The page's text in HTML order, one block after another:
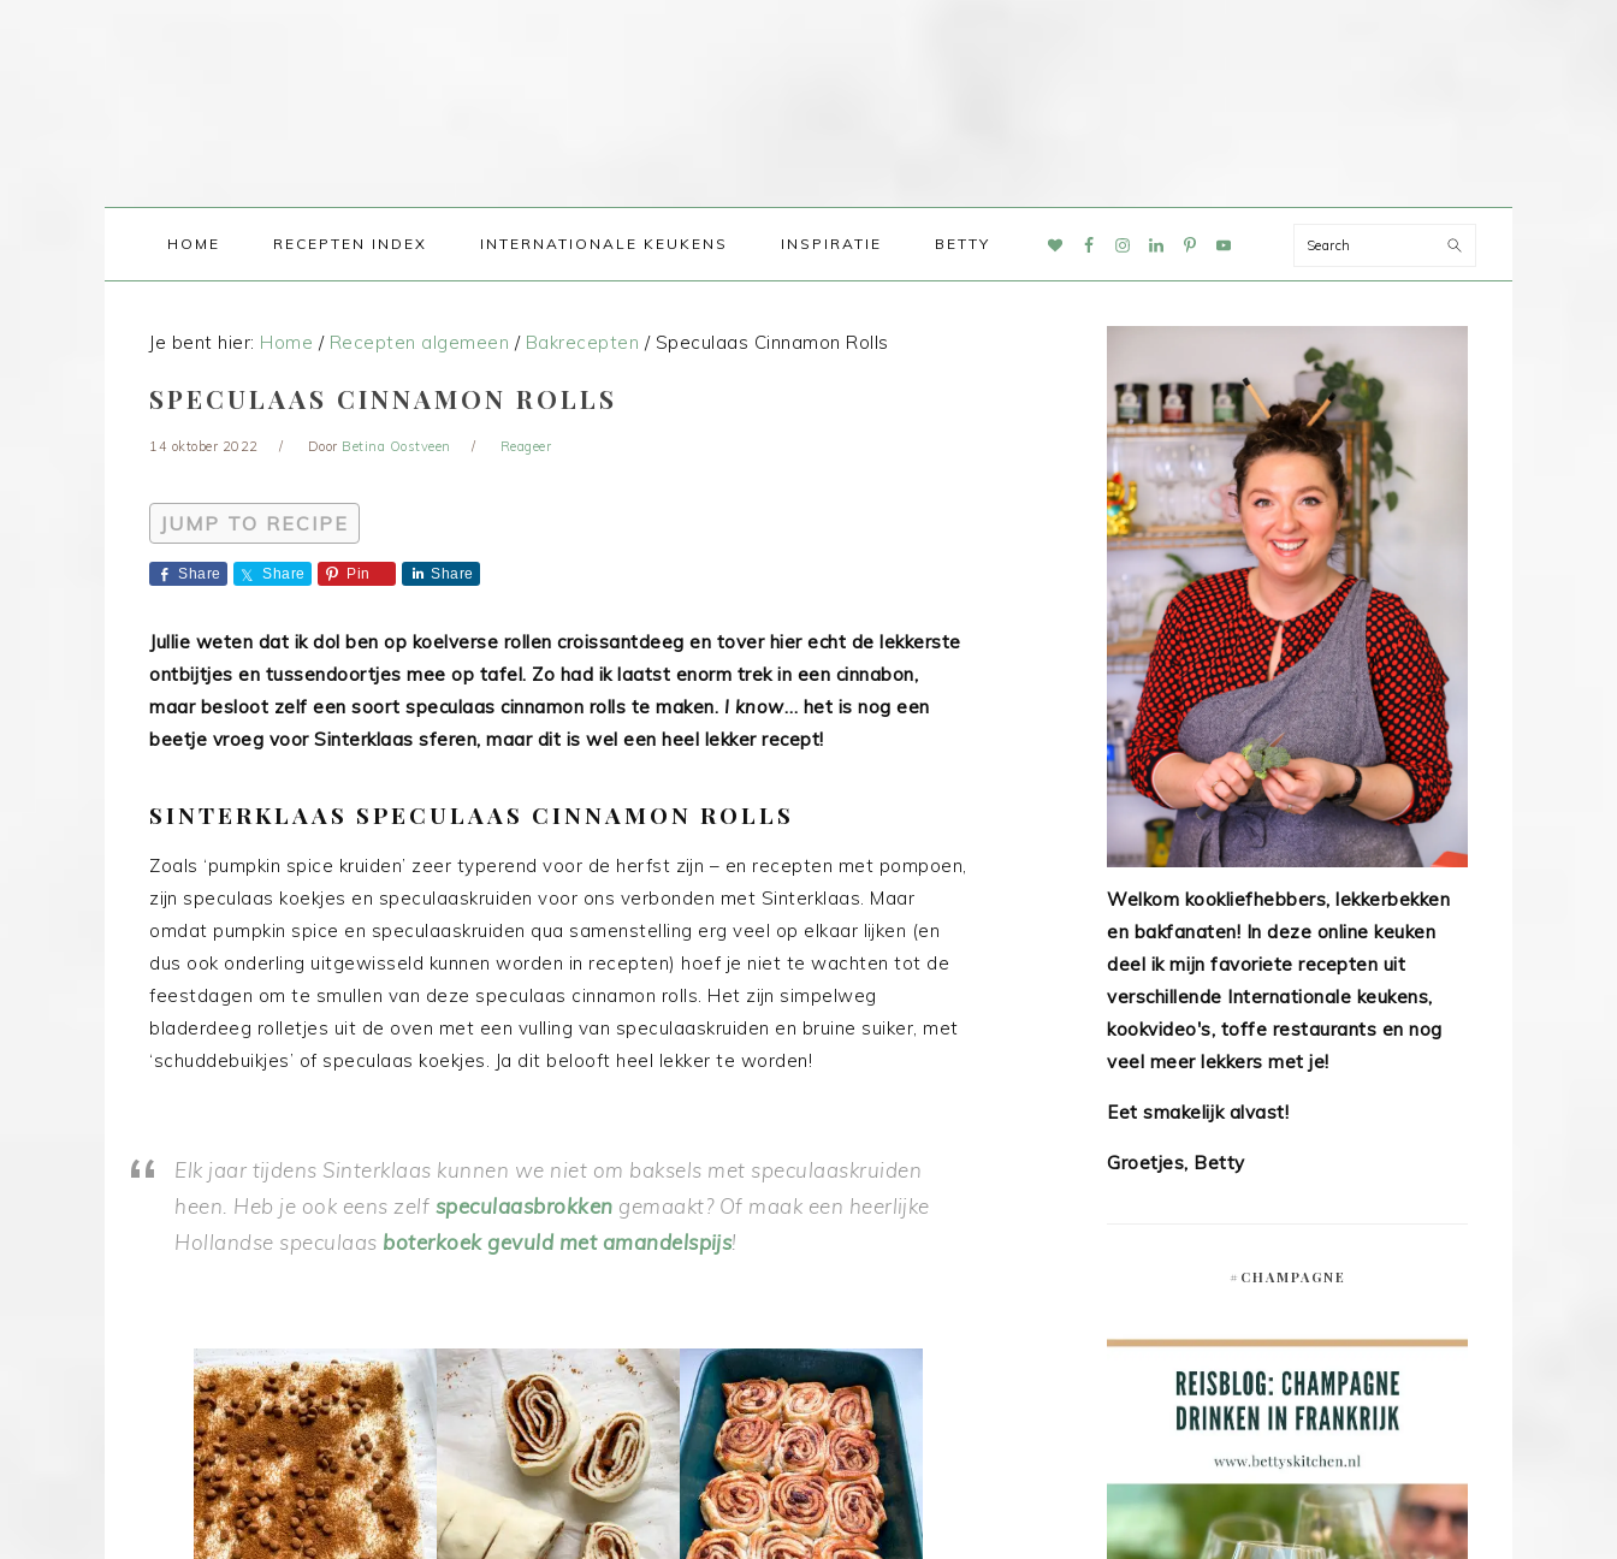
HOME RECEPTEN INDEX INTERNATIONALE KEUKENS INSPIRATIE BETTY
NAV
Search
Je bent hier: Home / Recepten algemeen / Bakrecepten /Speculaas Cinnamon Rolls
SPECULAAS CINNAMON ROLLS
14 oktober 2022 Door Betina Oostveen Reageer
JUMP TO RECIPE
Share Share Pin Share
Jullie weten dat ik dol ben op koelverse rollen croissantdeeg en tover hier echt de lekkerste
ontbijtjes en tussendoortjes mee op tafel. Zo had ik laatst enorm trek in een cinnabon,
maar besloot zelf een soort speculaas cinnamon rolls te maken. I know… het is nog een
beetje vroeg voor Sinterklaas sferen, maar dit is wel een heel lekker recept!
SINTERKLAAS SPECULAAS CINNAMON ROLLS
Zoals ‘pumpkin spice kruiden’ zeer typerend voor de herfst zijn – en recepten met pompoen,
zijn speculaas koekjes en speculaaskruiden voor ons verbonden met Sinterklaas. Maar
omdat pumpkin spice en speculaaskruiden qua samenstelling erg veel op elkaar lijken (en
dus ook onderling uitgewisseld kunnen worden in recepten) hoef je niet te wachten tot de
feestdagen om te smullen van deze speculaas cinnamon rolls. Het zijn simpelweg
bladerdeeg rolletjes uit de oven met een vulling van speculaaskruiden en bruine suiker, met
‘schuddebuikjes’ of speculaas koekjes. Ja dit belooft heel lekker te worden!
Elk jaar tijdens Sinterklaas kunnen we niet om baksels met speculaaskruiden
heen. Heb je ook eens zelf speculaasbrokken gemaakt? Of maak een heerlijke
Hollandse speculaas boterkoek gevuld met amandelspijs!
Welkom kookliefhebbers, lekkerbekken
en bakfanaten! In deze online keuken
deel ik mijn favoriete recepten uit
verschillende Internationale keukens,
kookvideo's, toffe restaurants en nog
veel meer lekkers met je!
Eet smakelijk alvast!
Groetjes, Betty
#CHAMPAGNE